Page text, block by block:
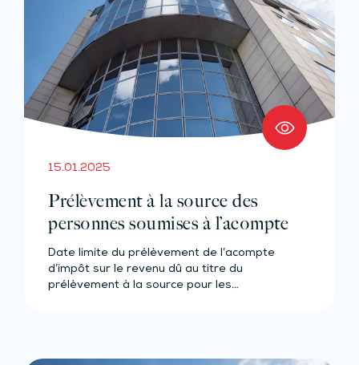
15.01.2025
Prélèvement à la source des
personnes soumises à l’acompte
Date limite du prélèvement de l’acompte
d’impôt sur le revenu dû au titre du
prélèvement à la source pour les…